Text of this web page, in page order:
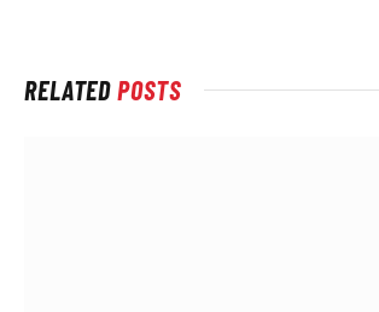
RELATEDPOSTS